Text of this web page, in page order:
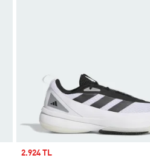
Sale price
2.924 TL